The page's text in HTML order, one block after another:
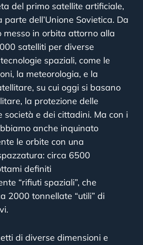
del primo satellite artificiale,
parte dell’Unione Sovietica. Da
messo in orbita attorno alla
satelliti per diverse
spaziali, come le
la meteorologia, e la
su cui oggi si basano
la protezione delle
società e dei cittadini. Ma con i
anche inquinato
le orbite con una
circa 6500
definiti
“rifiuti spaziali”, che
2000 tonnellate “utili” di
di diverse dimensioni e